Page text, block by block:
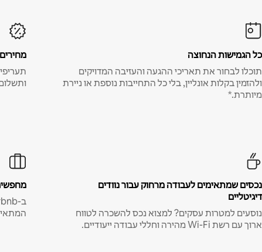
כל הגמישות הנחוצה
תוכלו לבחור את תאריכי ההגעה והעזיבה המדויקים
ולהזמין בקלות אונליין, בלי כל התחייבות נוספת או ניירת
מיותרת.*
נכסים שמתאימים לעבודה מרחוק עבור נוודים
דיגיטליים
נוסעים למטרות עסקים? למצוא נכס להשכרה לטווח
ארוך עם רשת Wi-Fi מהירה וחללי עבודה ייעודיים.